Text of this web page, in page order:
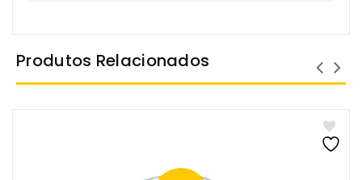
Produtos Relacionados